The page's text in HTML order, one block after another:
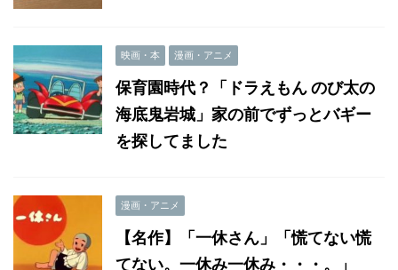
映画・本 漫画・アニメ
保育園時代？「ドラえもん のび太の
海底鬼岩城」家の前でずっとバギー
を探してました
漫画・アニメ
【名作】「一休さん」「慌てない慌
てない。一休み一休み・・・。」